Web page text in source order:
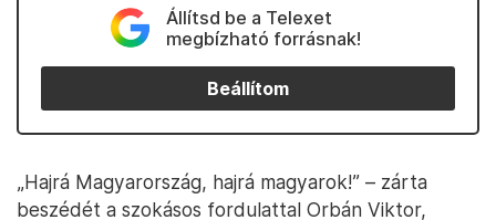
Állítsd be a Telexet
megbízható forrásnak!
Beállítom
„Hajrá Magyarország, hajrá magyarok!” – zárta
beszédét a szokásos fordulattal Orbán Viktor,